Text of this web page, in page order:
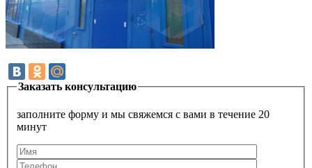
Заказать консультацию
заполните форму и мы свяжемся с вами в течение 20
минут